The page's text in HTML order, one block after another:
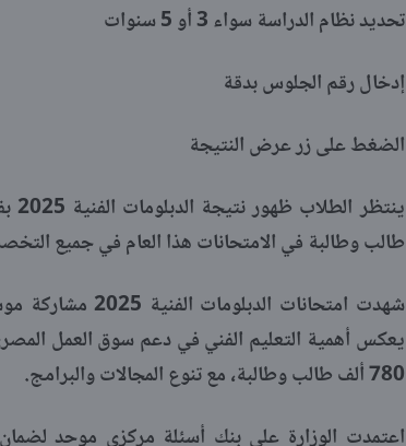
تحديد نظام الدراسة سواء 3 أو 5 سنوات
إدخال رقم الجلوس بدقة
الضغط على زر عرض النتيجة
طالب وطالبة في الامتحانات هذا العام في جميع
شهدت امتحانات
يعكس أهمية التعليم الفني في دعم سوق العمل
780 ألف طالب وطالبة، مع تنوع المجالات والبرامج.